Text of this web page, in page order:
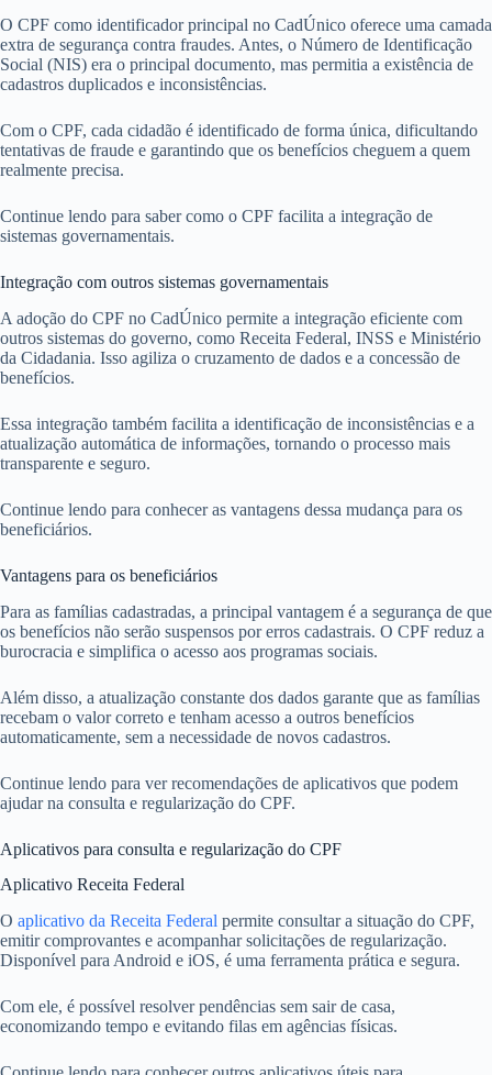
O CPF como identificador principal no CadÚnico oferece uma camada
extra de segurança contra fraudes. Antes, o Número de Identificação
Social (NIS) era o principal documento, mas permitia a existência de
cadastros duplicados e inconsistências.
Com o CPF, cada cidadão é identificado de forma única, dificultando
tentativas de fraude e garantindo que os benefícios cheguem a quem
realmente precisa.
Continue lendo para saber como o CPF facilita a integração de
sistemas governamentais.
Integração com outros sistemas governamentais
A adoção do CPF no CadÚnico permite a integração eficiente com
outros sistemas do governo, como Receita Federal, INSS e Ministério
da Cidadania. Isso agiliza o cruzamento de dados e a concessão de
benefícios.
Essa integração também facilita a identificação de inconsistências e a
atualização automática de informações, tornando o processo mais
transparente e seguro.
Continue lendo para conhecer as vantagens dessa mudança para os
beneficiários.
Vantagens para os beneficiários
Para as famílias cadastradas, a principal vantagem é a segurança de que
os benefícios não serão suspensos por erros cadastrais. O CPF reduz a
burocracia e simplifica o acesso aos programas sociais.
Além disso, a atualização constante dos dados garante que as famílias
recebam o valor correto e tenham acesso a outros benefícios
automaticamente, sem a necessidade de novos cadastros.
Continue lendo para ver recomendações de aplicativos que podem
ajudar na consulta e regularização do CPF.
Aplicativos para consulta e regularização do CPF
Aplicativo Receita Federal
O aplicativo da Receita Federal permite consultar a situação do CPF,
emitir comprovantes e acompanhar solicitações de regularização.
Disponível para Android e iOS, é uma ferramenta prática e segura.
Com ele, é possível resolver pendências sem sair de casa,
economizando tempo e evitando filas em agências físicas.